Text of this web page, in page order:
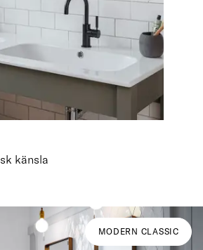
känsla
MODERN CLASSIC